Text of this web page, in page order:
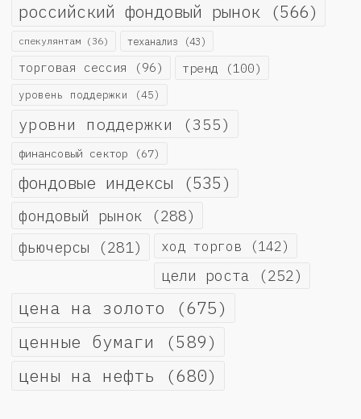
российский фондовый рынок (566)
спекулянтам (36) теханализ (43)
торговая сессия (96) тренд (100)
уровень поддержки (45)
уровни поддержки (355)
финансовый сектор (67)
фондовые индексы (535)
фондовый рынок (288)
фьючерсы (281) ход торгов (142)
цели роста (252)
цена на золото (675)
ценные бумаги (589)
цены на нефть (680)